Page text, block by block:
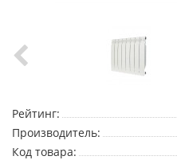
Рейтинг:
Производитель:
Код товара: